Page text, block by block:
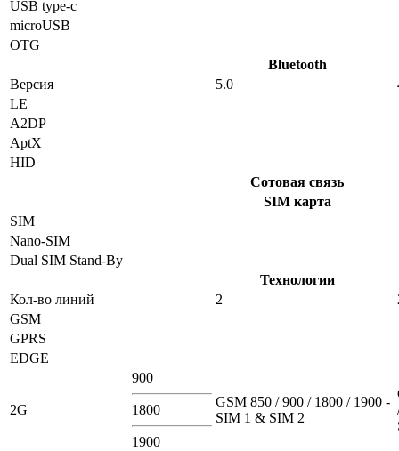
USB type-c
microUSB
OTG
Bluetooth
Версия
5.0
LE
A2DP
AptX
HID
Сотовая связь
SIM карта
SIM
Nano-SIM
Dual SIM Stand-By
Технологии
Кол-во линий
2
GSM
GPRS
EDGE
2G
900
1800
1900
GSM 850 / 900 / 1800 / 1900 -
SIM 1 & SIM 2